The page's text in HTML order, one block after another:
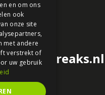
en om ons
ook
onze site
met andere
verstrekt of
uw gebruik